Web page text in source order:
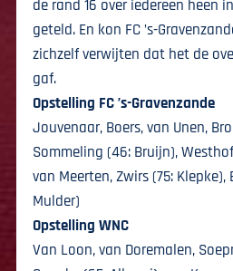
de rand 16 over iedereen heen
geteld. En kon FC ’s-
zichzelf verwijten dat het de
gaf.
Opstelling FC ’s-Gravenzande
Jouvenaar, Boers, van Unen,
Sommeling (46: Bruijn),
van Meerten, Zwirs (75: Klepke),
Mulder)
Opstelling WNC
Van Loon, van Doremalen,